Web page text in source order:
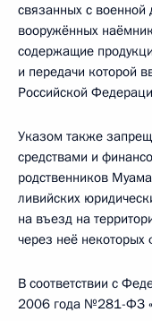
связанных с военной
вооружённых
содержащие
и передачи которой
Российской
Указом также
средствами и
родственников
ливийских
на въезд на
через неё некоторых
В соответствии с
2006 года №281-ФЗ